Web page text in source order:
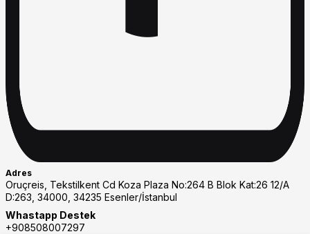
Adres
Oruçreis, Tekstilkent Cd Koza Plaza No:264 B Blok Kat:26 12/A
D:263, 34000, 34235 Esenler/İstanbul
Whastapp Destek
+908508007297